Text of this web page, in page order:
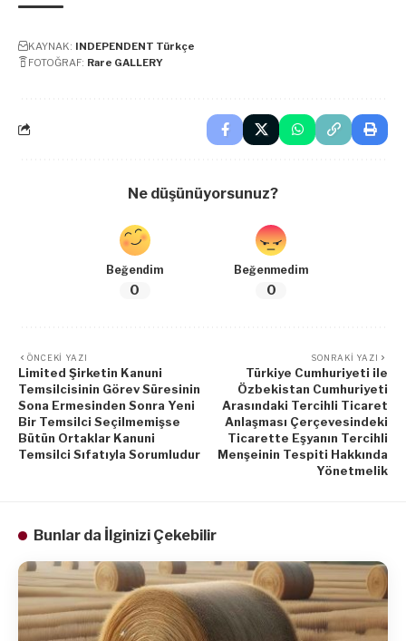
KAYNAK: INDEPENDENT Türkçe
FOTOĞRAF: Rare GALLERY
Ne düşünüyorsunuz?
Beğendim
0
Beğenmedim
0
ÖNCEKI YAZI
Limited Şirketin Kanuni
Temsilcisinin Görev Süresinin
Sona Ermesinden Sonra Yeni
Bir Temsilci Seçilmemişse
Bütün Ortaklar Kanuni
Temsilci Sıfatıyla Sorumludur
SONRAKI YAZI
Türkiye Cumhuriyeti ile
Özbekistan Cumhuriyeti
Arasındaki Tercihli Ticaret
Anlaşması Çerçevesindeki
Ticarette Eşyanın Tercihli
Menşeinin Tespiti Hakkında
Yönetmelik
Bunlar da İlginizi Çekebilir